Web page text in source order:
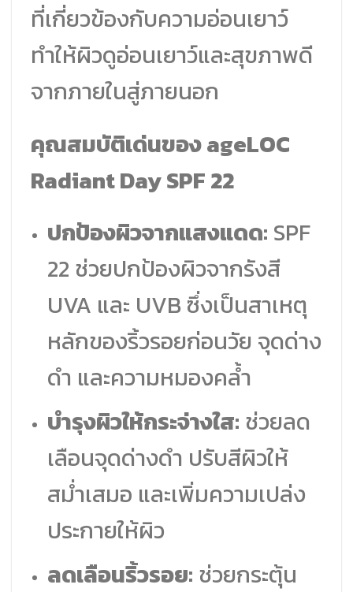
ที่เกี่ยวข้องกับความอ่อนเยาว์
ทำให้ผิวดูอ่อนเยาว์และสุขภาพดี
จากภายในสู่ภายนอก
คุณสมบัติเด่นของ ageLOC
Radiant Day SPF 22
ปกป้องผิวจากแสงแดด: SPF
22 ช่วยปกป้องผิวจากรังสี
UVA และ UVB ซึ่งเป็นสาเหตุ
หลักของริ้วรอยก่อนวัย จุดด่าง
ดำ และความหมองคล้ำ
บำรุงผิวให้กระจ่างใส: ช่วยลด
เลือนจุดด่างดำ ปรับสีผิวให้
สม่ำเสมอ และเพิ่มความเปล่ง
ประกายให้ผิว
ลดเลือนริ้วรอย: ช่วยกระตุ้น